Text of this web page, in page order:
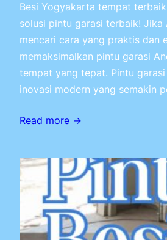
Besi Yogyakarta tempat
solusi pintu garasi terbaik! Jika
mencari cara yang praktis dan
memaksimalkan pintu garasi
tempat yang tepat. Pintu
inovasi modern yang semakin
Read more →